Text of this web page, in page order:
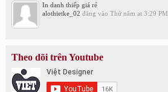
In danh thiếp giá rẻ
alothietke_02 đăng vào Thứ năm at 3:29 PM
Theo dõi trên Youtube